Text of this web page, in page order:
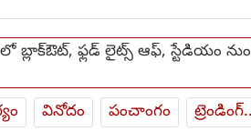
బ్లాక్‌ఔట్, ఫ్లడ్ లైట్స్ ఆఫ్, స్టేడియం
వినోదం పంచాంగం ట్రెండింగ్..